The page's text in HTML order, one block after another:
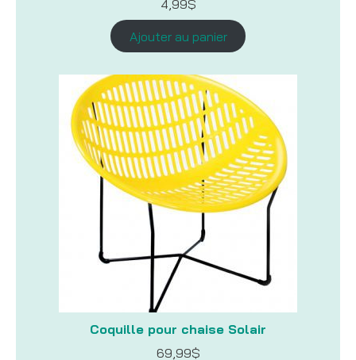
4,99$
Ajouter au panier
Coquille pour chaise Solair
69,99$